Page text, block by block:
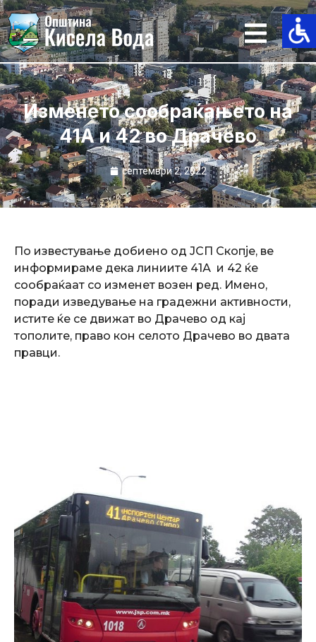
Skip
to
content
Изменето сообраќањето на
41А и 42 во Драчево
септември 2, 2022
По известување добиено од ЈСП Скопје, ве
информираме дека линиите 41А и 42 ќе
сообраќаат со изменет возен ред. Имено,
поради изведување на градежни активности,
истите ќе се движат во Драчево од кај
тополите, право кон селото Драчево во двата
правци.